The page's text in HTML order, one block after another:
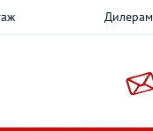
Дилерам